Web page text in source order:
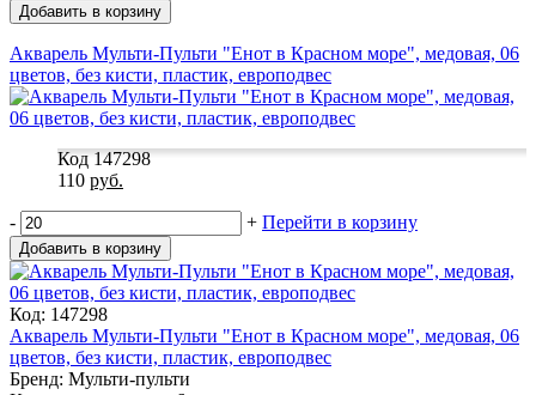
Добавить в корзину
Акварель Мульти-Пульти "Енот в Красном море", медовая, 06
цветов, без кисти, пластик, европодвес
Код 147298
110 руб.
- + Перейти в корзину
Добавить в корзину
Код: 147298
Акварель Мульти-Пульти "Енот в Красном море", медовая, 06
цветов, без кисти, пластик, европодвес
Бренд: Мульти-пульти